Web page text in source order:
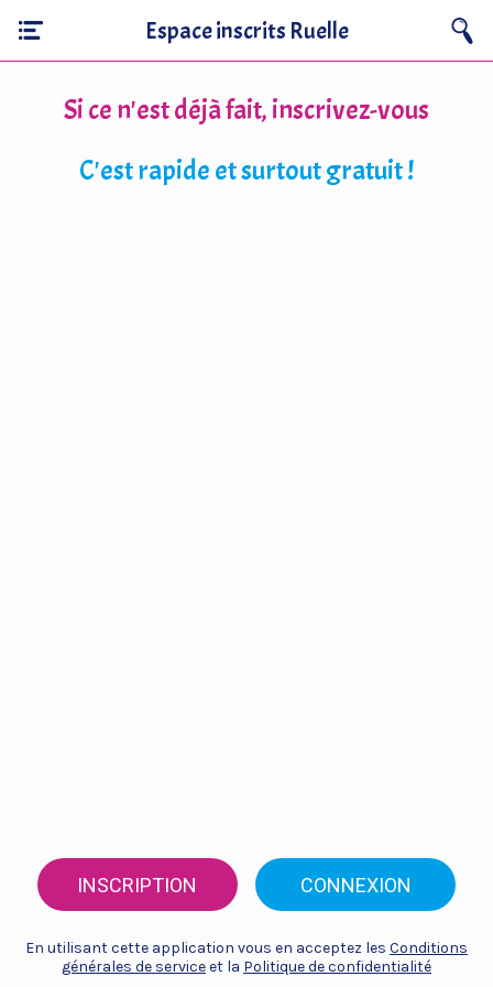
Espace inscrits Ruelle
Si ce n'est déjà fait, inscrivez-vous
C'est rapide et surtout gratuit !
INSCRIPTION CONNEXION
En utilisant cette application vous en acceptez les Conditions
générales de serviceet la Politique de confidentialité